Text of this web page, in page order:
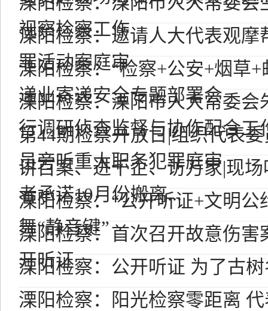
视察检察工作
溧阳检察：邀请人大代表观摩
罪活动案庭审
溧阳检察：“检察+公安+烟草
递业寄递安全专题部署会
溧阳检察：溧阳市人大常委会
行调研侦查监督与协作配合工
第44期检察开放日|组织代表
员旁听重大职务犯罪庭审
讲百案、进千企、访万家|现
者承诺10月份搬离...
溧阳检察：“公开听证+文明公
舞“静音键”
溧阳检察：首次召开故意伤害
开听证
溧阳检察：公开听证 为了古
溧阳检察：阳光检察零距离